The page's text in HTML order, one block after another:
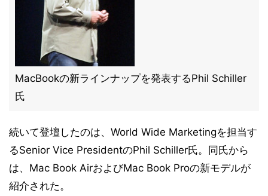
MacBookの新ラインナップを発表するPhil Schiller
氏
続いて登壇したのは、World Wide Marketingを担当す
るSenior Vice PresidentのPhil Schiller氏。同氏から
は、Mac Book AirおよびMac Book Proの新モデルが
紹介された。